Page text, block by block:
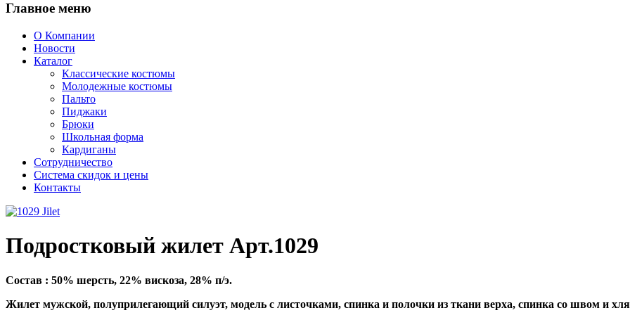
Главное меню
О Компании
Новости
Каталог
Классические костюмы
Молодежные костюмы
Пальто
Пиджаки
Брюки
Школьная форма
Кардиганы
Сотрудничество
Система скидок и цены
Контакты
Подростковый жилет Арт.1029
Состав : 50% шерсть, 22% вискоза, 28% п/э.
Жилет мужской, полуприлегающий силуэт, модель с листочками, спинка и полочки из ткани верха, спинка со швом и